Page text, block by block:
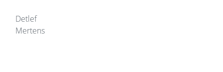
Detlef
Mertens